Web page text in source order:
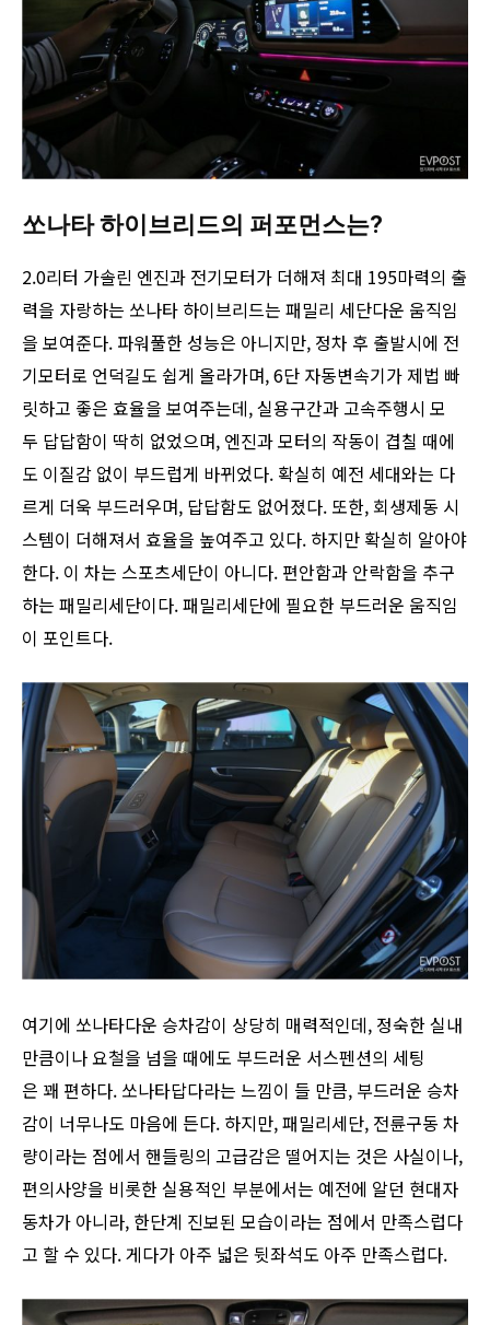
쏘나타 하이브리드의 퍼포먼스는?
2.0리터 가솔린 엔진과 전기모터가 더해져 최대 195마력의 출
력을 자랑하는 쏘나타 하이브리드는 패밀리 세단다운 움직임
을 보여준다. 파워풀한 성능은 아니지만, 정차 후 출발시에 전
기모터로 언덕길도 쉽게 올라가며, 6단 자동변속기가 제법 빠
릿하고 좋은 효율을 보여주는데, 실용구간과 고속주행시 모
두 답답함이 딱히 없었으며, 엔진과 모터의 작동이 겹칠 때에
도 이질감 없이 부드럽게 바뀌었다. 확실히 예전 세대와는 다
르게 더욱 부드러우며, 답답함도 없어졌다. 또한, 회생제동 시
스템이 더해져서 효율을 높여주고 있다. 하지만 확실히 알아야
한다. 이 차는 스포츠세단이 아니다. 편안함과 안락함을 추구
하는 패밀리세단이다. 패밀리세단에 필요한 부드러운 움직임
이 포인트다.
여기에 쏘나타다운 승차감이 상당히 매력적인데, 정숙한 실내
만큼이나 요철을 넘을 때에도 부드러운 서스펜션의 세팅
은 꽤 편하다. 쏘나타답다라는 느낌이 들 만큼, 부드러운 승차
감이 너무나도 마음에 든다. 하지만, 패밀리세단, 전륜구동 차
량이라는 점에서 핸들링의 고급감은 떨어지는 것은 사실이나,
편의사양을 비롯한 실용적인 부분에서는 예전에 알던 현대자
동차가 아니라, 한단계 진보된 모습이라는 점에서 만족스럽다
고 할 수 있다. 게다가 아주 넓은 뒷좌석도 아주 만족스럽다.